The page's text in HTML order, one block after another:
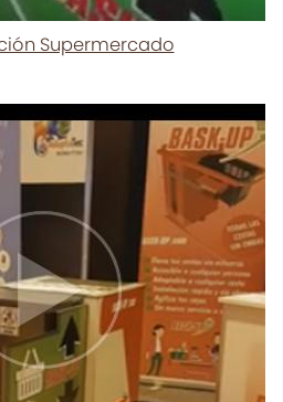
Supermercado